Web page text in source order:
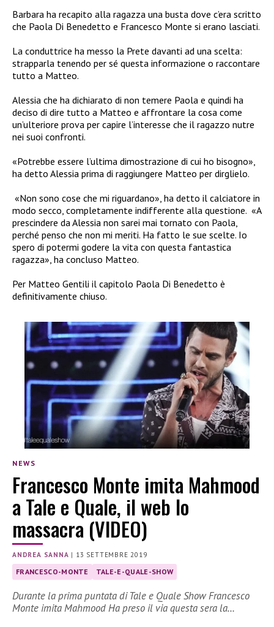
Barbara ha recapito alla ragazza una busta dove c’era scritto
che Paola Di Benedetto e Francesco Monte si erano lasciati.
La conduttrice ha messo la Prete davanti ad una scelta:
strapparla tenendo per sé questa informazione o raccontare
tutto a Matteo.
Alessia che ha dichiarato di non temere Paola e quindi ha
deciso di dire tutto a Matteo e affrontare la cosa come
un’ulteriore prova per capire l’interesse che il ragazzo nutre
nei suoi confronti.
«Potrebbe essere l’ultima dimostrazione di cui ho bisogno»,
ha detto Alessia prima di raggiungere Matteo per dirglielo.
«Non sono cose che mi riguardano», ha detto il calciatore in
modo secco, completamente indifferente alla questione. «A
prescindere da Alessia non sarei mai tornato con Paola,
perché penso che non mi meriti. Ha fatto le sue scelte. Io
spero di potermi godere la vita con questa fantastica
ragazza», ha concluso Matteo.
Per Matteo Gentili il capitolo Paola Di Benedetto è
definitivamente chiuso.
NEWS
Francesco Monte imita Mahmood
a Tale e Quale, il web lo
massacra (VIDEO)
ANDREA SANNA | 13 SETTEMBRE 2019
FRANCESCO-MONTE TALE-E-QUALE-SHOW
Durante la prima puntata di Tale e Quale Show Francesco
Monte imita Mahmood Ha preso il via questa sera la…